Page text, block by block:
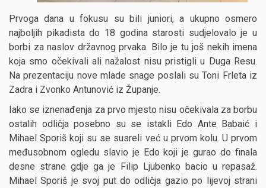
Prvoga dana u fokusu su bili juniori, a ukupno osmero
najboljih pikadista do 18 godina starosti sudjelovalo je u
borbi za naslov državnog prvaka. Bilo je tu još nekih imena
koja smo očekivali ali nažalost nisu pristigli u Duga Resu.
Na prezentaciju nove mlade snage poslali su Toni Frleta iz
Zadra i Zvonko Antunović iz Županje.
Iako se iznenađenja za prvo mjesto nisu očekivala za borbu
ostalih odličja posebno su se istakli Edo Ante Babaić i
Mihael Sporiš koji su se susreli već u prvom kolu. U prvom
međusobnom ogledu slavio je Edo koji je gurao do finala
desne strane gdje ga je Filip Ljubenko bacio u repasaž.
Mihael Sporiš je svoj put do odličja gazio po lijevoj strani